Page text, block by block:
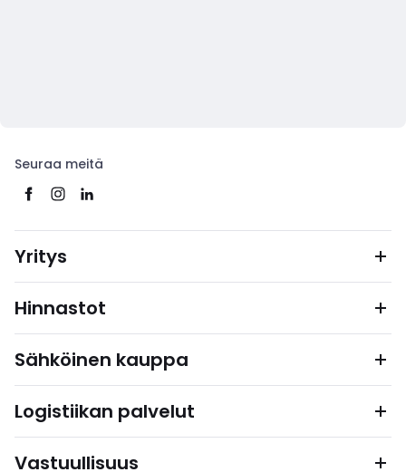
Seuraa meitä
Yritys
Hinnastot
Sähköinen kauppa
Logistiikan palvelut
Vastuullisuus